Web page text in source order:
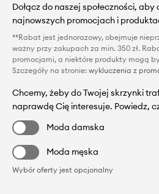
Dołącz do naszej społeczności,
najnowszych promocjach i
**Rabat jest jednorazowy, obejmuje
ważny przy zakupach za min. 350 zł.
promocjami, a niektóre produkty mogą
Szczegóły na stronie: wykluczenia z
Chcemy, żeby do Twojej skrzynki
naprawdę Cię interesuje. Powiedz,
Moda damska
Moda męska
Wybór oferty jest opcjonalny